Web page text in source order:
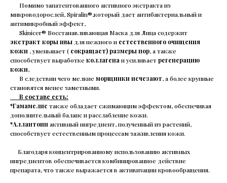
Помимо запатентованного активного экстракта из
микроводорослей, Spiralin®,который дает антибактериальный и
антимикробный эффект,
Skinicer® Восстанавливающая Маска для Лица содержит
экстракт коры ивы для нежного и естественного очищения
кожи , уменьшает ( сокращает) размеры пор, а также
способствует выработке коллагена и усиливаетрегенерацию
кожи,
В следствии чего мелкие морщинки исчезают, а более крупные
становятся менее заметными.
В составе есть:
*Гамамелис также обладает сжимающим эффектом, обеспечивая
дополнительный баланс и расслабление кожи.
*Аллантоинактивный ингредиент, полученный из растений,
способствует естественным процессам заживления кожи.
Благодаря концентрированному использованию активных
ингредиентов обеспечивается комбинированное действие
препарата, что также выражается в активизации кровообращения.